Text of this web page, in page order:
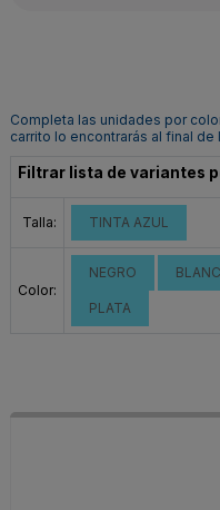
Completa las unidades por
carrito lo encontrarás al final de
Filtrar lista de variantes
Talla: TINTA AZUL
Color:
NEGRO
PLATA